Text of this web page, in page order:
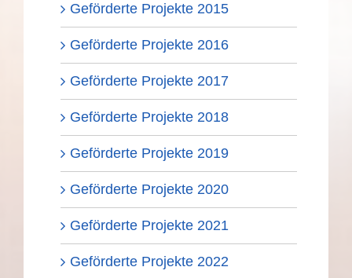
Geförderte Projekte 2015
Geförderte Projekte 2016
Geförderte Projekte 2017
Geförderte Projekte 2018
Geförderte Projekte 2019
Geförderte Projekte 2020
Geförderte Projekte 2021
Geförderte Projekte 2022